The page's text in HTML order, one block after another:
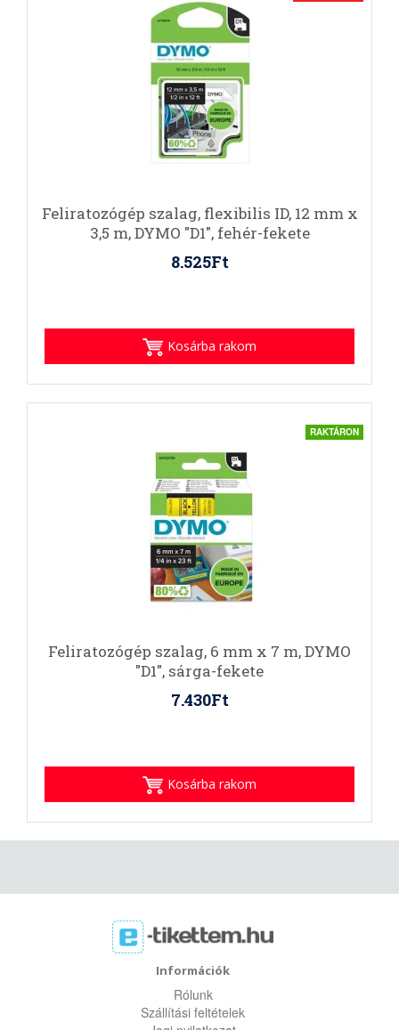
Feliratozógép szalag, flexibilis ID, 12 mm x
3,5 m, DYMO "D1", fehér-fekete
8.525Ft
Kosárba rakom
RAKTÁRON
Feliratozógép szalag, 6 mm x 7 m, DYMO
"D1", sárga-fekete
7.430Ft
Kosárba rakom
Információk
Rólunk
Szállítási feltételek